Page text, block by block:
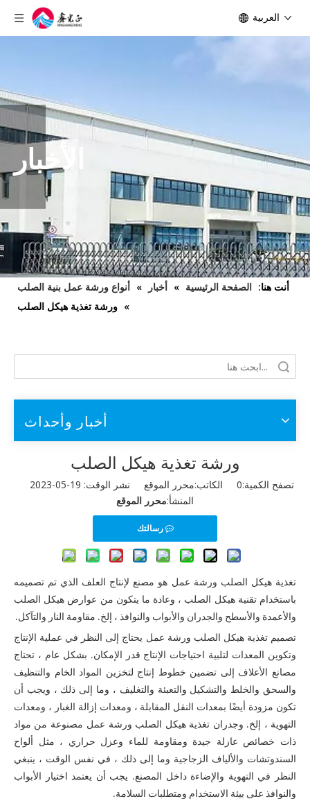
العربية
الأخبار
أنت هنا: الصفحة الرئيسية » أخبار » أنواع ورشة عمل بنية الصلب
» ورشة تغذية هيكل الصلب
أخبار وأحداث
ورشة تغذية هيكل الصلب
تصفح الكمية:0
المنشأ:محرر الموقع
رسالتك
تغذية هيكل الصلب ورشة عمل هو مصنع لإنتاج العلف الذي تم تصميمه
باستخدام تقنية هيكل الصلب ، وعادة ما يتكون من عوارض هيكل الصلب
والأعمدة والأسطح والجدران والأبواب والنوافذ ، إلخ. مقاومة النار والتآكل.
تصميم تغذية هيكل الصلب ورشة عمل يحتاج إلى النظر في عملية الإنتاج
وتكوين المعدات لتلبية احتياجات الإنتاج قدر الإمكان. بشكل عام ، تحتاج
مصانع الأعلاف إلى تضمين خطوط إنتاج لتخزين المواد الخام والتنظيف
والسحق والخلط والتشكيل والتعبئة والتغليف ، وما إلى ذلك ، ويجب أن
تكون مزودة أيضًا بمعدات النقل المقابلة ، ومعدات إزالة الغبار ، ومعدات
التهوية ، إلخ. وجدران تغذية هيكل الصلب ورشة عمل مصنوعة من مواد
ذات خصائص عازلة جيدة ومقاومة للماء وعزل حراري ، مثل ألواح
السندوتشات والألياف الزجاجية وما إلى ذلك ، في نفس الوقت ، ينبغي
النظر في التهوية والإضاءة داخل المصنع. يجب أن يعتمد اختيار الأبواب
والنوافذ على بيئة الاستخدام ومتطلبات السلامة.